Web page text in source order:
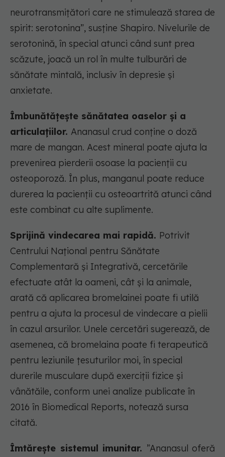
neurotransmițători care ne stimulează starea de
spirit: serotonina”, susține Shapiro. Nivelurile de
serotonină, în special atunci când sunt prea
scăzute, joacă un rol în multe tulburări de
sănătate mintală, inclusiv în depresie și
anxietate.
Îmbunătățește sănătatea oaselor și a
articulațiilor. Ananasul crud conține o doză
mare de mangan. Acest mineral poate ajuta la
prevenirea pierderii osoase la pacienții cu
osteoporoză. În plus, manganul poate reduce
durerea la pacienții cu osteoartrită atunci când
este combinat cu alte suplimente.
Sprijină vindecarea mai rapidă. Potrivit
Centrului Național pentru Sănătate
Complementară și Integrativă, cercetările
efectuate atât la oameni, cât și la animale,
arată că aplicarea bromelainei poate fi utilă
pentru a ajuta la procesul de vindecare a pielii
în cazul arsurilor. Unele cercetări sugerează, de
asemenea, că bromelaina poate fi terapeutică
pentru leziunile țesuturilor moi, în special
durerile musculare după exerciții fizice și
vânătăile, conform unei analize publicate în
2016 în Biomedical Reports, notează sursa
citată.
Îmtărește sistemul imunitar. ”Ananasul oferă